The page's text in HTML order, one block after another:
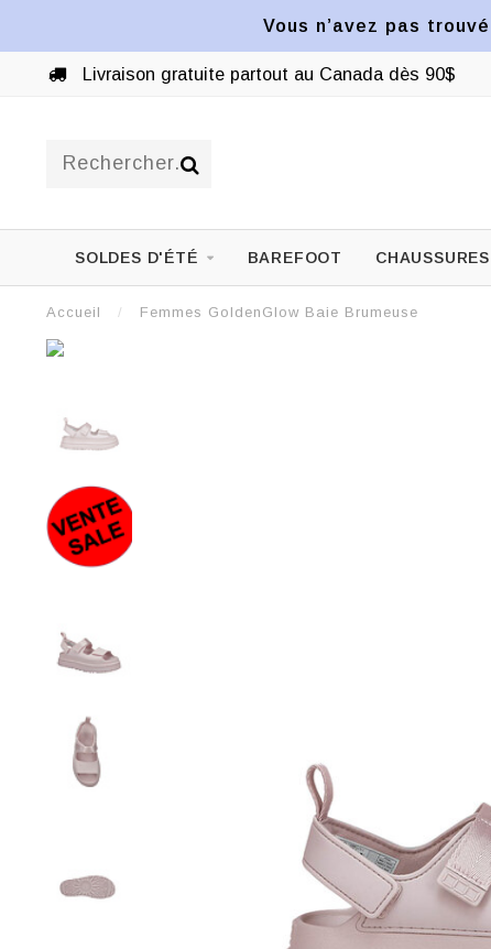
Vous n’avez pas
Livraison gratuite partout au Canada dès 90$
SOLDES D'ÉTÉ BAREFOOT
Accueil / Femmes GoldenGlow Baie Brumeuse